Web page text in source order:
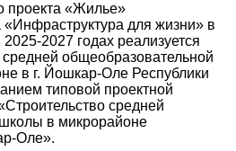
проекта «Жилье»
«Инфраструктура для жизни» в
2027 годах реализуется
средней общеобразовательной
в г. Йошкар-Оле Республики
типовой проектной
средней
в микрорайоне
Оле».